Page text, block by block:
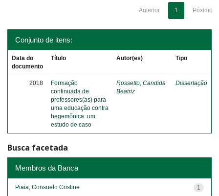
Anterior 1 Póximo
Conjunto de itens:
Data do
documento
Título Autor(es) Tipo
2018
Formação
continuada de
professores(as) para
uma educação contra
hegemônica: um
estudo de caso
Rossetto, Candida
Beatriz
Dissertação
Busca facetada
Membros da Banca
1
Piaia, Consuelo Cristine